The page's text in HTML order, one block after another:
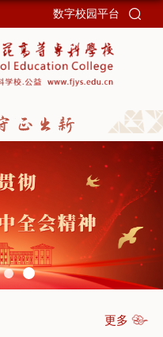
数字校园平台
更多